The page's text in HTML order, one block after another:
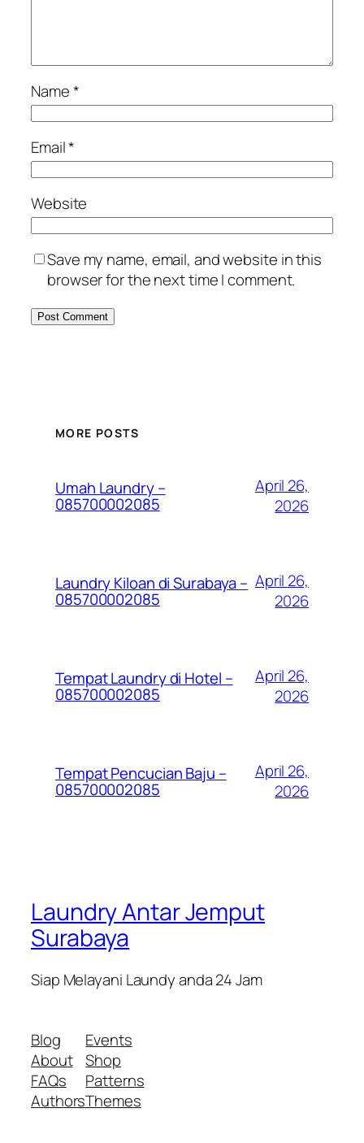
Name*
Email*
Website
Save my name, email, and website in this
browser for the next time I comment.
MORE POSTS
Umah Laundry –
085700002085
April 26,
2026
Laundry Kiloan di Surabaya –
085700002085
April 26,
2026
Tempat Laundry di Hotel –
085700002085
April 26,
2026
Tempat Pencucian Baju –
085700002085
April 26,
2026
Laundry Antar Jemput
Surabaya
Siap Melayani Laundy anda 24 Jam
Blog
About
FAQs
Authors
Events
Shop
Patterns
Themes